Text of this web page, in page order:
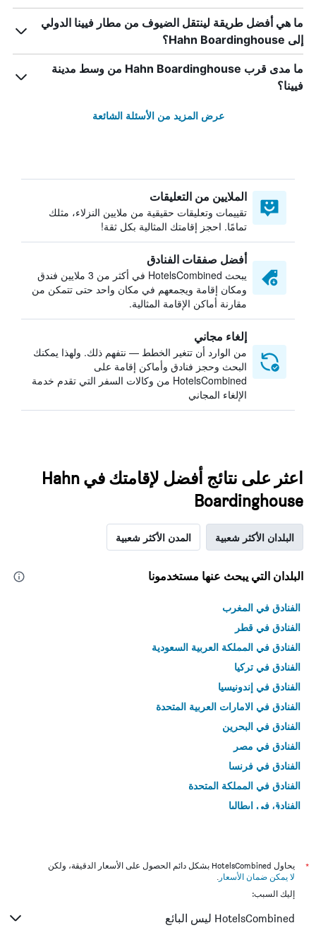
ما هي أفضل طريقة لينتقل الضيوف من مطار فيينا الدولي
إلى Hahn Boardinghouse؟
ما مدى قرب Hahn Boardinghouse من وسط مدينة
فيينا؟
عرض المزيد من الأسئلة الشائعة
الملايين من التعليقات
تقييمات وتعليقات حقيقية من ملايين النزلاء، مثلك
تمامًا. احجز إقامتك المثالية بكل ثقة!
أفضل صفقات الفنادق
يبحث HotelsCombined في أكثر من 3 ملايين فندق
ومكان إقامة ويجمعهم في مكان واحد حتى تتمكن من
مقارنة أماكن الإقامة المثالية.
إلغاء مجاني
من الوارد أن تتغير الخطط — نتفهم ذلك. ولهذا يمكنك
البحث وحجز فنادق وأماكن إقامة على
HotelsCombined من وكالات السفر التي تقدم خدمة
الإلغاء المجاني
اعثر على نتائج أفضل لإقامتك في Hahn
Boardinghouse
البلدان الأكثر شعبية المدن الأكثر شعبية
البلدان التي يبحث عنها مستخدمونا
الفنادق في المغرب
الفنادق في قطر
الفنادق في المملكة العربية السعودية
الفنادق في تركيا
الفنادق في إندونيسيا
الفنادق في الامارات العربية المتحدة
الفنادق في البحرين
الفنادق في مصر
الفنادق في فرنسا
الفنادق في المملكة المتحدة
الفنادق في إيطاليا
*
يحاول HotelsCombined بشكل دائم الحصول على الأسعار الدقيقة، ولكن
لا يمكن ضمان الأسعار .
إليك السبب:
HotelsCombined ليس البائع